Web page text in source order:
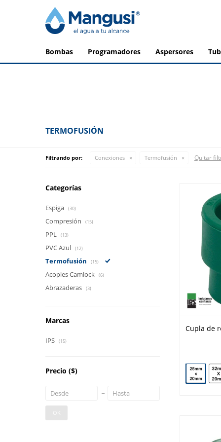
bombas programadores aspersores
TERMOFUSIÓN
Filtrando por: Conexiones Termofusión Quitar
Cupla de
Categorías
Espiga (30)
Compresión (15)
PPL (13)
PVC Azul (12)
Termofusión (15)
Acoples Camlock (6)
Abrazaderas (3)
Marcas
IPS (15)
Precio ($)
OK